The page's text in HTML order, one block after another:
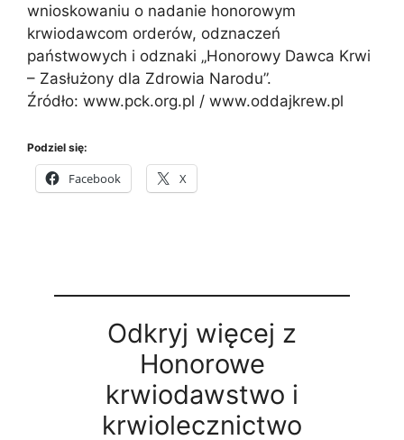
wnioskowaniu o nadanie honorowym
krwiodawcom orderów, odznaczeń
państwowych i odznaki „Honorowy Dawca Krwi
– Zasłużony dla Zdrowia Narodu”.
Źródło: www.pck.org.pl / www.oddajkrew.pl
Podziel się:
Facebook X
Odkryj więcej z
Honorowe
krwiodawstwo i
krwiolecznictwo